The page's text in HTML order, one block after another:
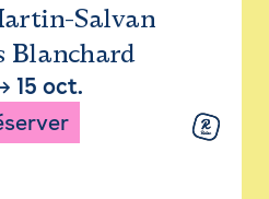
Salvan
Blanchard
15 oct.